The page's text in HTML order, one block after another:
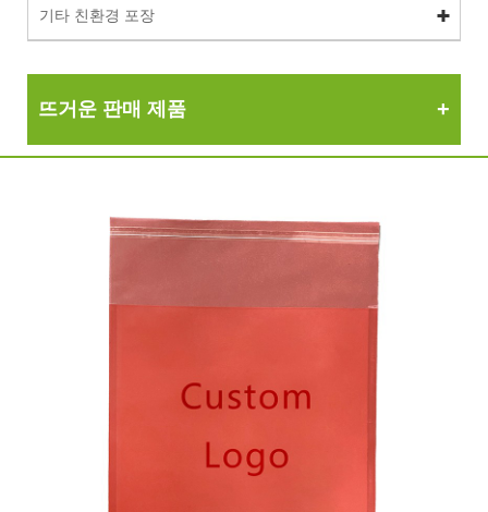
기타 친환경 포장
뜨거운 판매 제품